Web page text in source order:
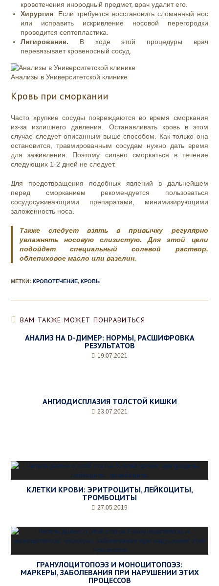
кровотечения инородный предмет, врач удалит его.
Хирургия. Если требуется восстановить сломанный нос
или исправить искривление носовой перегородки
проводится септопластика.
Лигирование. В ходе этой процедуры врач
перевязывает кровеносный сосуд.
Анализы в Университетской клинике
Кровь при сморкании
Часто хрупкие сосуды повреждаются во время сморкания
из-за излишнего давления. Останавливать кровь в этом
случае следует описанным выше способом. Как только она
остановится, травмированным сосудам нужно дать время
для заживления. Поэтому сильно сморкаться в течение
следующих 1-2 дней не следует.
Для предотвращения подобных явлений в дальнейшем
перед сморканием рекомендуется пользоваться
сосудосуживающими препаратами, минимизирующими
заложенность носа.
Также следует взять в привычку регулярно
увлажнять носовую слизистую. Для этой цели
подойдет специальный солевой раствор,
облепиховое масло или вазелин.
МЕТКИ : КРОВОТЕЧЕНИЕ, КРОВЬ
ВАМ ТАКЖЕ МОЖЕТ ПОНРАВИТЬСЯ
АНАЛИЗ НА D-ДИМЕР: НОРМЫ, РАСШИФРОВКА
РЕЗУЛЬТАТОВ
19.07.2021
АНГИОДИСПЛАЗИЯ ТОЛСТОЙ КИШКИ
23.07.2021
КЛЕТКИ КРОВИ: ЭРИТРОЦИТЫ, ЛЕЙКОЦИТЫ,
ТРОМБОЦИТЫ
27.05.2019
ГРАНУЛОЦИТОПОЭЗ И МОНОЦИТОПОЭЗ:
МАРКЕРЫ, ЗАБОЛЕВАНИЯ ПРИ НАРУШЕНИИ ЭТИХ
ПРОЦЕССОВ